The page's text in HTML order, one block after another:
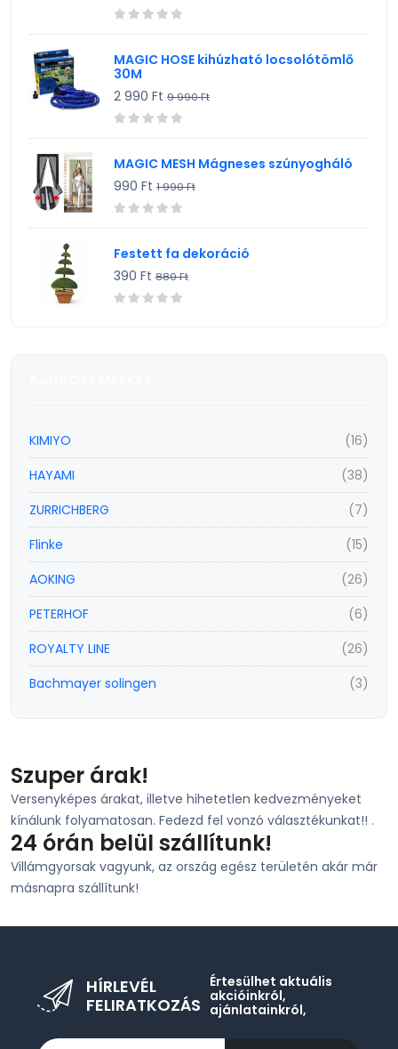
MAGIC HOSE kihúzható locsolótömlő
30M
2 990 Ft 9 990 Ft
MAGIC MESH Mágneses szúnyogháló
990 Ft 1 990 Ft
Festett fa dekoráció
390 Ft 880 Ft
KIMIYO
(16)
HAYAMI
(38)
ZURRICHBERG
(7)
Flinke
(15)
AOKING
(26)
PETERHOF
(6)
ROYALTY LINE
(26)
Bachmayer solingen
(3)
Szuper árak!
Versenyképes árakat, illetve hihetetlen kedvezményeket
kínálunk folyamatosan. Fedezd fel vonzó választékunkat!! .
24 órán belül szállítunk!
Villámgyorsak vagyunk, az ország egész területén akár már
másnapra szállítunk!
HÍRLEVÉL
FELIRATKOZÁS
Értesülhet aktuális
akcióinkról,
ajánlatainkról,